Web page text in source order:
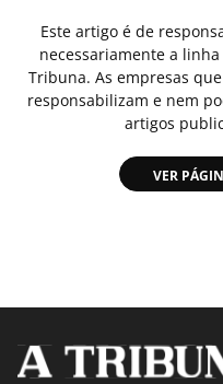
Este artigo é de
necessariamente a
Tribuna. As empresas
responsabilizam e nem
artigos
VER